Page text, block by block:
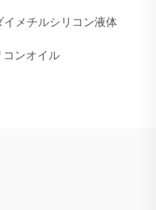
イメチルシリコン液体
コンオイル